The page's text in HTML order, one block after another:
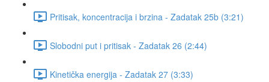
Pritisak, koncentracija i brzina - Zadatak 25b (3:21)
Slobodni put i pritisak - Zadatak 26 (2:44)
Kinetička energija - Zadatak 27 (3:33)